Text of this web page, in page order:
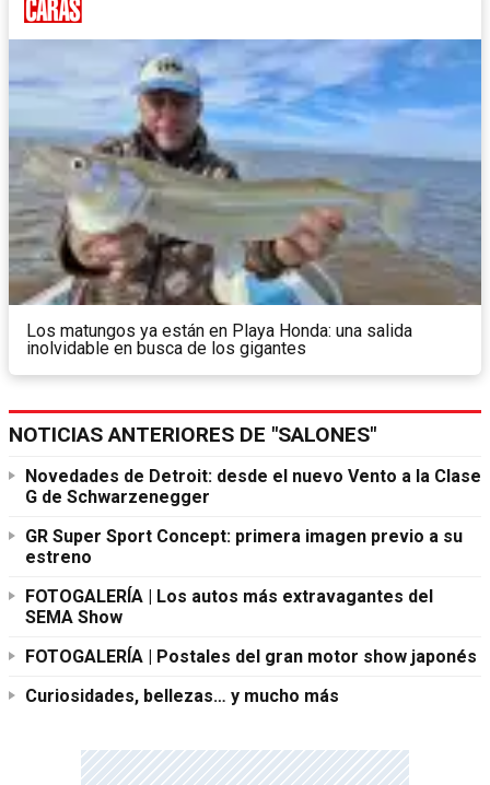
Los matungos ya están en Playa Honda: una salida
inolvidable en busca de los gigantes
NOTICIAS ANTERIORES DE "SALONES"
Novedades de Detroit: desde el nuevo Vento a la Clase
G de Schwarzenegger
GR Super Sport Concept: primera imagen previo a su
estreno
FOTOGALERÍA | Los autos más extravagantes del
SEMA Show
FOTOGALERÍA | Postales del gran motor show japonés
Curiosidades, bellezas… y mucho más